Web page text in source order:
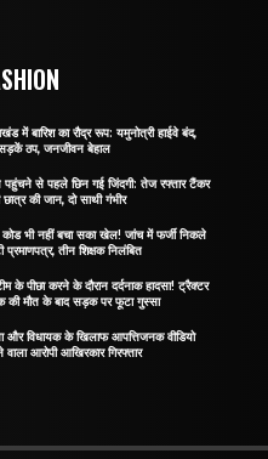
में बारिश का रौद्र रूप: यमुनोत्री हाईवे बंद,
ठप, जनजीवन बेहाल
से पहले छिन गई जिंदगी: तेज रफ्तार टैंकर
की जान, दो साथी गंभीर
भी नहीं बचा सका खेल! जांच में फर्जी निकले
प्रमाणपत्र, तीन शिक्षक निलंबित
के पीछा करने के दौरान दर्दनाक हादसा! ट्रैक्टर
की मौत के बाद सड़क पर फूटा गुस्सा
और विधायक के खिलाफ आपत्तिजनक वीडियो
वाला आरोपी आखिरकार गिरफ्तार